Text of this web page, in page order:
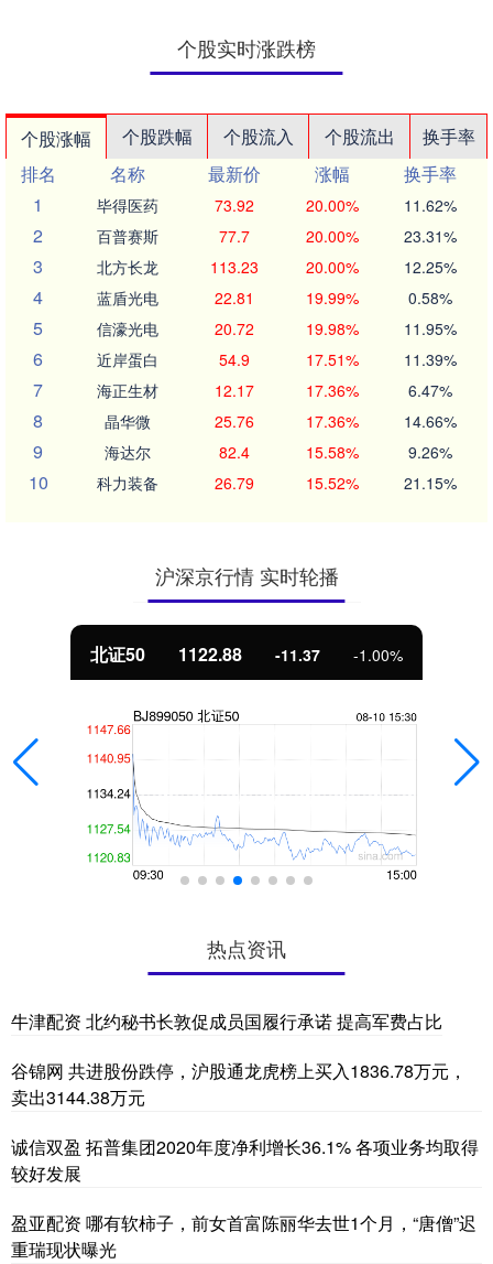
个股实时涨跌榜
个股涨幅 个股跌幅 个股流入 个股流出
换手率
排名
名称 最新价 涨幅
换手率
1
毕得医药 73.92 20.00% 11.62%
2 百普赛斯 77.7 20.00% 23.31%
3 北方长龙 113.23 20.00% 12.25%
4 蓝盾光电 22.81 19.99% 0.58%
5 信濠光电 20.72 19.98% 11.95%
6 近岸蛋白 54.9 17.51% 11.39%
7 海正生材 12.17 17.36% 6.47%
8 晶华微 25.76 17.36% 14.66%
9 海达尔 82.4 15.58% 9.26%
10 科力装备 26.79 15.52% 21.15%
沪深京行情 实时轮播
北证50 1122.88 -11.37 -1.00%
热点资讯
牛津配资 北约秘书长敦促成员国履行承诺 提高军费占比
谷锦网 共进股份跌停，沪股通龙虎榜上买入1836.78万元，
卖出3144.38万元
诚信双盈 拓普集团2020年度净利增长36.1% 各项业务均取得
较好发展
盈亚配资 哪有软柿子，前女首富陈丽华去世1个月，“唐僧”迟
重瑞现状曝光